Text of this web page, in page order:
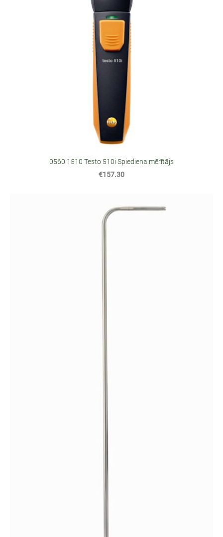
0560 1510 Testo 510i Spiediena mērītājs
€157.30